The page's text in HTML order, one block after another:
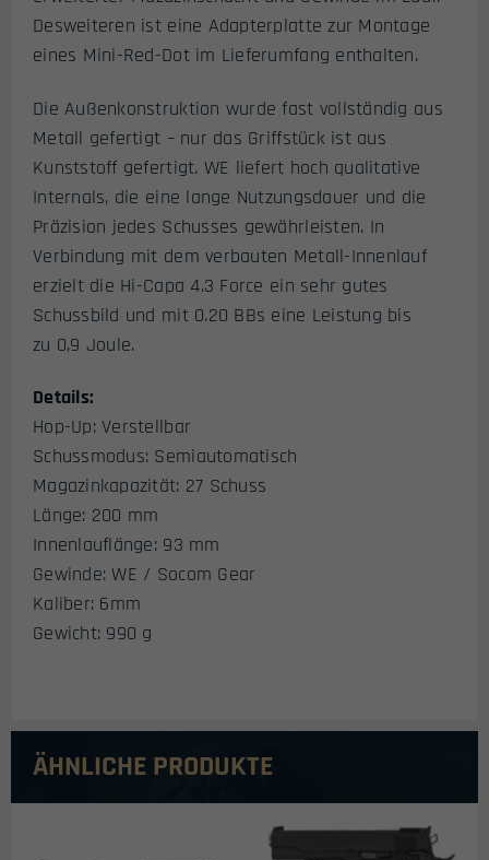
Desweiteren ist eine Adapterplatte zur Montage
eines Mini-Red-Dot im Lieferumfang enthalten.
Die Außenkonstruktion wurde fast vollständig aus
Metall gefertigt – nur das Griffstück ist aus
Kunststoff gefertigt. WE liefert hoch qualitative
Internals, die eine lange Nutzungsdauer und die
Präzision jedes Schusses gewährleisten. In
Verbindung mit dem verbauten Metall-Innenlauf
erzielt die Hi-Capa 4.3 Force ein sehr gutes
Schussbild und mit 0.20 BBs eine Leistung bis
zu 0,9 Joule.
Details:
Hop-Up: Verstellbar
Schussmodus: Semiautomatisch
Magazinkapazität: 27 Schuss
Länge: 200 mm
Innenlauflänge: 93 mm
Gewinde: WE / Socom Gear
Kaliber: 6mm
Gewicht: 990 g
ÄHNLICHE PRODUKTE